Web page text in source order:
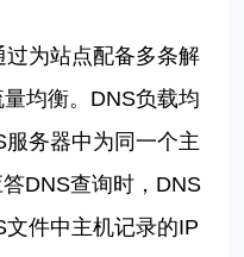
为站点配备多条解
均衡。DNS负载均
务器中为同一个主
DNS查询时，DNS
件中主机记录的IP